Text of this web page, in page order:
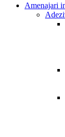
Amenajari